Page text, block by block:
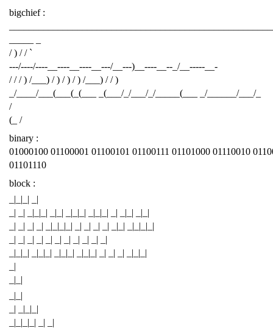
bigchief :
/ ) / / `
---/----/----__----__----__---/__---)__----__--_/__-----__-
/ / / ) /___) / ) / ) / ) /___) / / )
_/____/___(___(_(___ _(___/_/___/_/_____(___ _/______/___/_
/
(_ /
binary :
01000100 01100001 01100101 01100111 01101000 01110010
01101110
block :
_|_|_| _|
_| _| _|_|_| _|_| _|_|_| _|_|_| _| _|_| _|_|
_| _| _| _| _|_|_|_| _| _| _| _| _|_| _|_|_|_|
_| _| _| _| _| _| _| _| _| _| _|
_|_|_| _|_|_| _|_|_| _|_|_| _| _| _| _|_|_|
_|
_|_|
_|_|
_| _|_|_|
_|_|_|_| _| _|